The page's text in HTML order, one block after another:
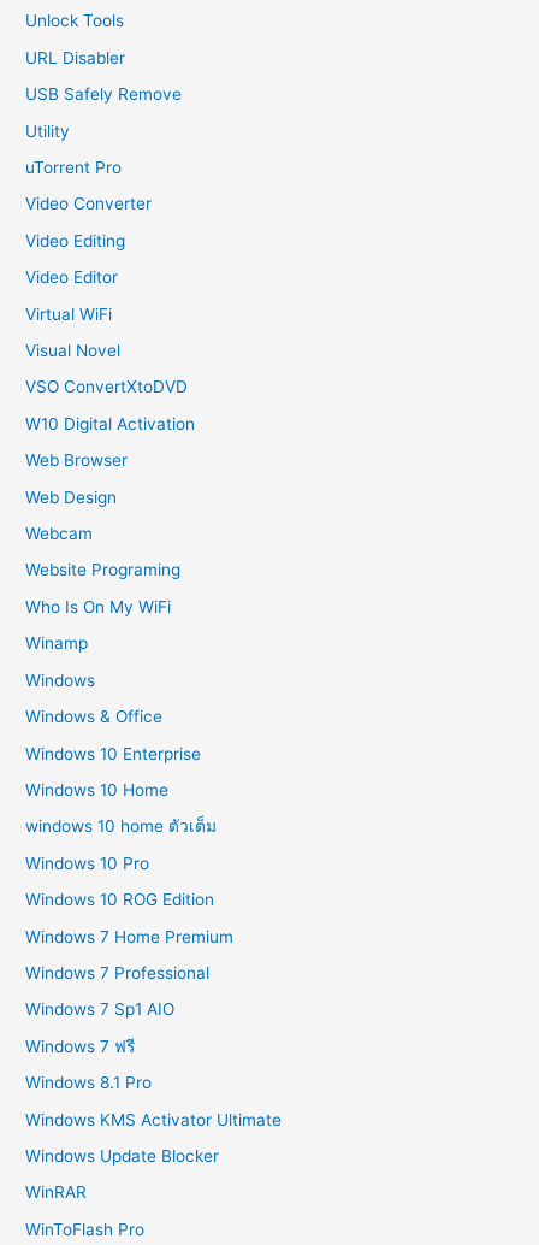
Unlock Tools
URL Disabler
USB Safely Remove
Utility
uTorrent Pro
Video Converter
Video Editing
Video Editor
Virtual WiFi
Visual Novel
VSO ConvertXtoDVD
W10 Digital Activation
Web Browser
Web Design
Webcam
Website Programing
Who Is On My WiFi
Winamp
Windows
Windows & Office
Windows 10 Enterprise
Windows 10 Home
windows 10 home ตัวเต็ม
Windows 10 Pro
Windows 10 ROG Edition
Windows 7 Home Premium
Windows 7 Professional
Windows 7 Sp1 AIO
Windows 7 ฟรี
Windows 8.1 Pro
Windows KMS Activator Ultimate
Windows Update Blocker
WinRAR
WinToFlash Pro